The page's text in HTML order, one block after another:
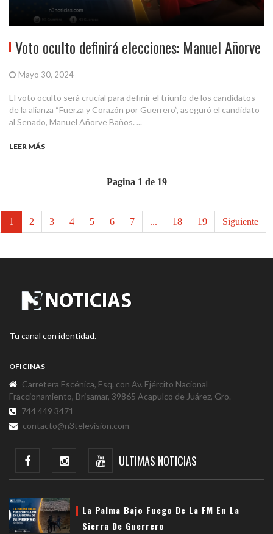
Voto oculto definirá elecciones: Manuel Añorve
Mayo 30, 2024
El voto oculto será crucial para definir el triunfo de los candidatos
de la alianza “Fuerza y Corazón por Guerrero”, aseguró el candidato
al Senado, Manuel Añorve Baños. ...
LEER MÁS
Pagina 1 de 19
1 2 3 4 5 6 7 ... 18 19 Siguiente
Tu canal con identidad.
OFICINAS
Carretera Escénica, Esq. con Av. Ejército Nacional
Fraccionamiento, Brisamar, 39865 Acapulco de Juárez, Gro.
744 449 3471
contacto@n3television.com
ULTIMAS NOTICIAS
La Palma Bajo Fuego De La FM En La
Sierra De Guerrero